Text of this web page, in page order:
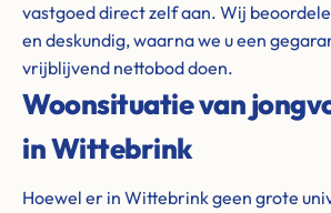
vastgoed direct zelf aan. Wij
en deskundig, waarna we u een
vrijblijvend nettobod doen.
Woonsituatie van
in Wittebrink
Hoewel er in Wittebrink geen grote